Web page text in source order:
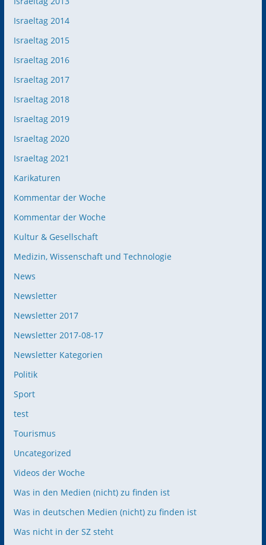
Israeltag 2014
Israeltag 2015
Israeltag 2016
Israeltag 2017
Israeltag 2018
Israeltag 2019
Israeltag 2020
Israeltag 2021
Karikaturen
Kommentar der Woche
Kommentar der Woche
Kultur & Gesellschaft
Medizin, Wissenschaft und Technologie
News
Newsletter
Newsletter 2017
Newsletter 2017-08-17
Newsletter Kategorien
Politik
Sport
test
Tourismus
Uncategorized
Videos der Woche
Was in den Medien (nicht) zu finden ist
Was in deutschen Medien (nicht) zu finden ist
Was nicht in der SZ steht